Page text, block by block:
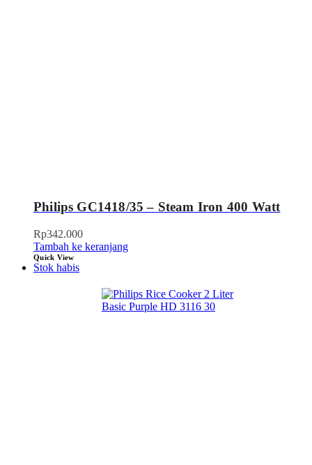
Philips GC1418/35 – Steam Iron 400 Watt
Rp342.000
Tambah ke keranjang
Quick View
Stok habis